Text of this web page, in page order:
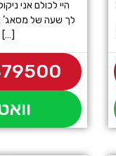
לך שעה של מסאג’
ומתוקה אמיתית לביתך […]